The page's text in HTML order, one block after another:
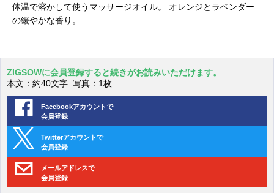
体温で溶かして使うマッサージオイル。 オレンジとラベンダー
の緩やかな香り。
ZIGSOWに会員登録すると続きがお読みいただけます。
本文：約40文字 写真：1枚
Facebookアカウントで
会員登録
Twitterアカウントで
会員登録
メールアドレスで
会員登録